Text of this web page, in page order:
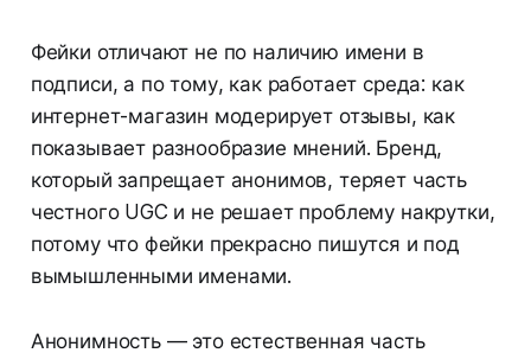
Фейки отличают не по наличию имени в
подписи, а по тому, как работает среда: как
интернет-магазин модерирует отзывы, как
показывает разнообразие мнений. Бренд,
который запрещает анонимов, теряет часть
честного UGC и не решает проблему накрутки,
потому что фейки прекрасно пишутся и под
вымышленными именами.
Анонимность — это естественная часть